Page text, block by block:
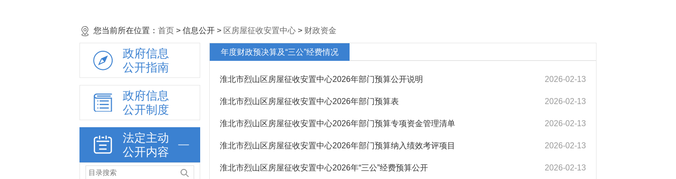
您当前所在位置： 首页 > 信息公开 > 区房屋征收安置中心 > 财政资金
政府信息
公开指南
政府信息
公开制度
法定主动
公开内容
政策法规
重大决策预公开
年度财政预决算及“三公”经费情况
2026-02-13
淮北市烈山区房屋征收安置中心2026年部门预算公开说明
2026-02-13
淮北市烈山区房屋征收安置中心2026年部门预算表
2026-02-13
淮北市烈山区房屋征收安置中心2026年部门预算专项资金管理清单
2026-02-13
淮北市烈山区房屋征收安置中心2026年部门预算纳入绩效考评项目
2026-02-13
淮北市烈山区房屋征收安置中心2026年“三公”经费预算公开